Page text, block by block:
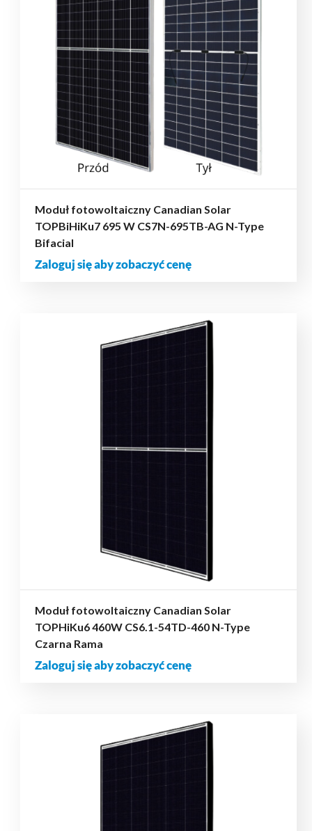
Moduł fotowoltaiczny Canadian Solar
TOPBiHiKu7 695 W CS7N-695TB-AG N-Type
Bifacial
Zaloguj się aby zobaczyć cenę
Moduł fotowoltaiczny Canadian Solar
TOPHiKu6 460W CS6.1-54TD-460 N-Type
Czarna Rama
Zaloguj się aby zobaczyć cenę